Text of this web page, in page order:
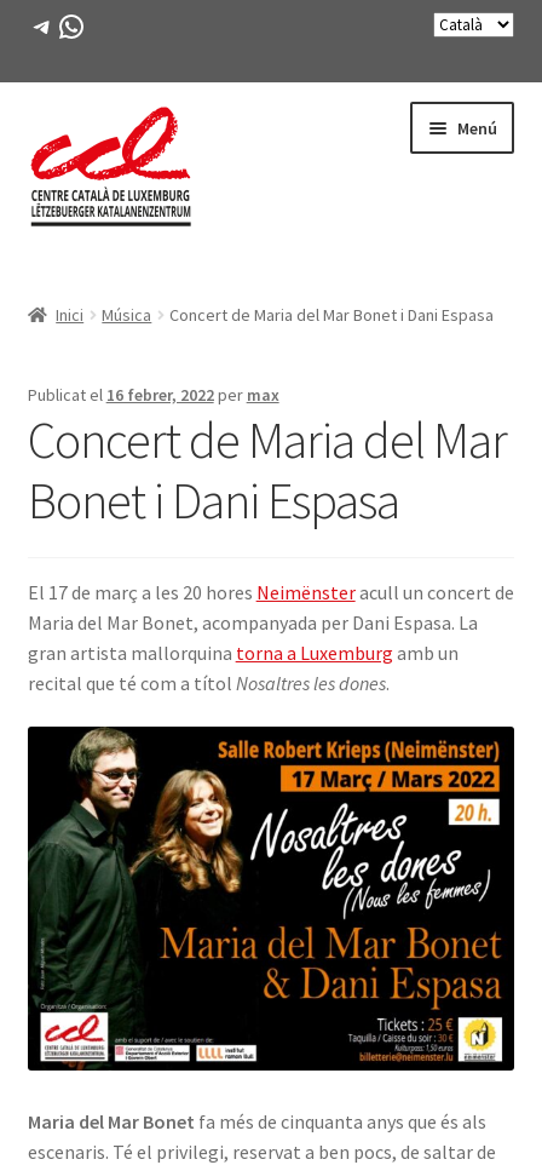
Telegram
WhatsApp
navegació
al
contingut
Menú
menú
ACTIVITATS
CURSOS
FES-TE SOCI
LLIBRE
INICIA SESSIÓ
Inici Música Concert de Maria del Mar Bonet i Dani Espasa
Publicat el 16 febrer, 2022per max
Concert de Maria del Mar
Bonet i Dani Espasa
El 17 de març a les 20 hores Neimënsteracull un concert de
Maria del Mar Bonet, acompanyada per Dani Espasa. La
gran artista mallorquina torna a Luxemburg amb un
recital que té com a títol Nosaltres les dones.
Maria del Mar Bonet fa més de cinquanta anys que és als
escenaris. Té el privilegi, reservat a ben pocs, de saltar de